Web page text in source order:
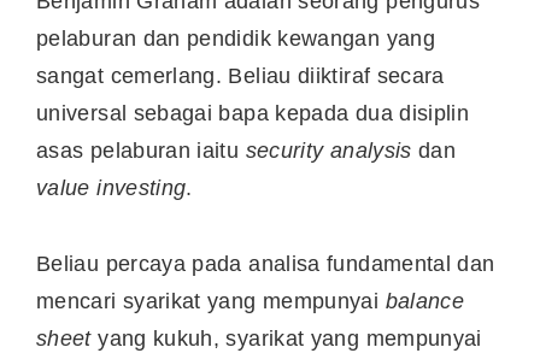
pelaburan dan pendidik kewangan yang
sangat cemerlang. Beliau diiktiraf secara
universal sebagai bapa kepada dua disiplin
asas pelaburan iaitu security analysis dan
value investing.
Beliau percaya pada analisa fundamental dan
mencari syarikat yang mempunyai balance
sheetyang kukuh, syarikat yang mempunyai